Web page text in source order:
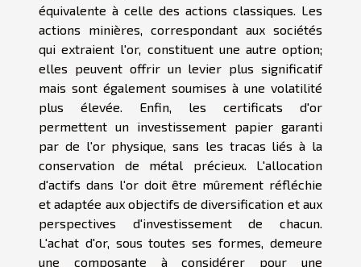
équivalente à celle des actions classiques. Les
actions minières, correspondant aux sociétés
qui extraient l'or, constituent une autre option;
elles peuvent offrir un levier plus significatif
mais sont également soumises à une volatilité
plus élevée. Enfin, les certificats d'or
permettent un investissement papier garanti
par de l'or physique, sans les tracas liés à la
conservation de métal précieux. L'allocation
d'actifs dans l'or doit être mûrement réfléchie
et adaptée aux objectifs de diversification et aux
perspectives d'investissement de chacun.
L'achat d'or, sous toutes ses formes, demeure
une composante à considérer pour une